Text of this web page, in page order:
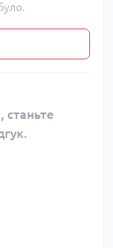
станьте